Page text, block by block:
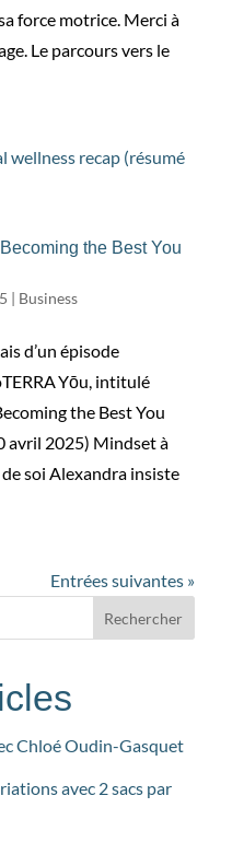
force motrice. Merci à
Le parcours vers le
the Best You
| Business
d’un épisode
Yōu, intitulé
the Best You
avril 2025) Mindset à
soi Alexandra insiste
Entrées suivantes »
Rechercher
Chloé Oudin-Gasquet
avec 2 sacs par